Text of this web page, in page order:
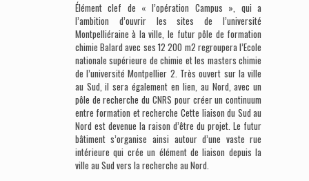
Élément clef de « l’opération Campus », qui a
l’ambition d’ouvrir les sites de l’université
Montpelliéraine à la ville, le futur pôle de formation
chimie Balard avec ses 12 200 m2 regroupera l’Ecole
nationale supérieure de chimie et les masters chimie
de l’université Montpellier 2. Très ouvert sur la ville
au Sud, il sera également en lien, au Nord, avec un
pôle de recherche du CNRS pour créer un continuum
entre formation et recherche Cette liaison du Sud au
Nord est devenue la raison d’être du projet. Le futur
bâtiment s’organise ainsi autour d’une vaste rue
intérieure qui crée un élément de liaison depuis la
ville au Sud vers la recherche au Nord.